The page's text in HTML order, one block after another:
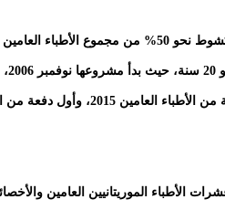
الأطباء الموريتانيين العامين